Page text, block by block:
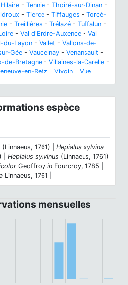
- Tennie - Thoiré-sur-Dinan -
- Tiercé - Tiffauges - Torcé-
- Treillières - Trélazé - Tuffalun -
- Val d'Erdre-Auxence - Val
du-Layon - Vallet - Vallons-de-
Gée - Vaudelnay - Venansault -
de-Bretagne - Villaines-la-Carelle -
en-Retz - Vivoin - Vue
espèce
(Linnaeus, 1761) | Hepialus sylvina
| Hepialus sylvinus (Linnaeus, 1761)
Geoffroy in Fourcroy, 1785 |
Linnaeus, 1761 |
mensuelles